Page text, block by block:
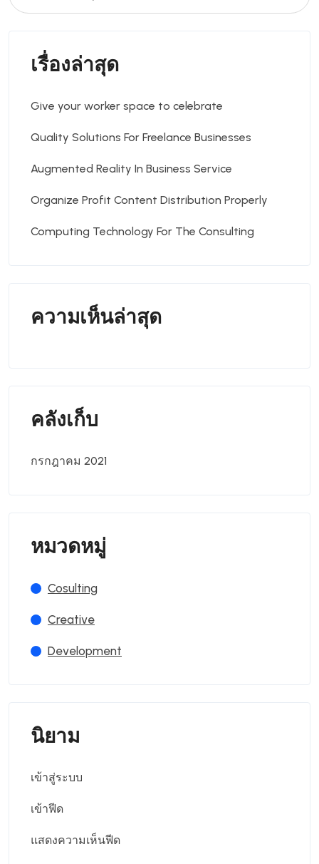
เรื่องล่าสุด
Give your worker space to celebrate
Quality Solutions For Freelance Businesses
Augmented Reality In Business Service
Organize Profit Content Distribution Properly
Computing Technology For The Consulting
ความเห็นล่าสุด
คลังเก็บ
กรกฎาคม 2021
หมวดหมู่
Cosulting
Creative
Development
นิยาม
เข้าสู่ระบบ
เข้าฟีด
แสดงความเห็นฟีด